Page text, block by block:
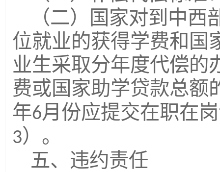
（二）国家对到中
位就业的获得学费和国
业生采取分年度代偿的
费或国家助学贷款总额
年6月份应提交在职在
3）。
五、违约责任